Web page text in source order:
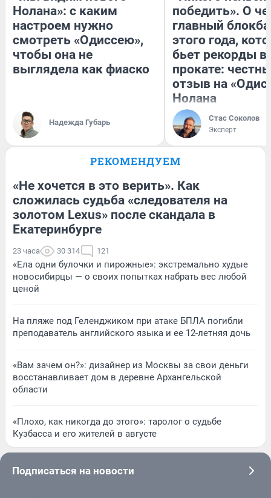
Нолана»: с каким
настроем нужно
смотреть «Одиссею»,
чтобы она не
выглядела как фиаско
Надежда Губарь
победить». О
главный
этого года,
бьет рекорды в
прокате:
отзыв на
Нолана
Стас Соколов
Эксперт
РЕКОМЕНДУЕМ
«Не хочется в это верить». Как
сложилась судьба «следователя на
золотом Lexus» после скандала в
Екатеринбурге
23 часа 30 314 121
«Ела одни булочки и пирожные»: экстремально худые
новосибирцы — о своих попытках набрать вес любой
ценой
На пляже под Геленджиком при атаке БПЛА погибли
преподаватель английского языка и ее 12-летняя дочь
«Вам зачем он?»: дизайнер из Москвы за свои деньги
восстанавливает дом в деревне Архангельской
области
«Плохо, как никогда до этого»: таролог о судьбе
Кузбасса и его жителей в августе
Подписаться на новости